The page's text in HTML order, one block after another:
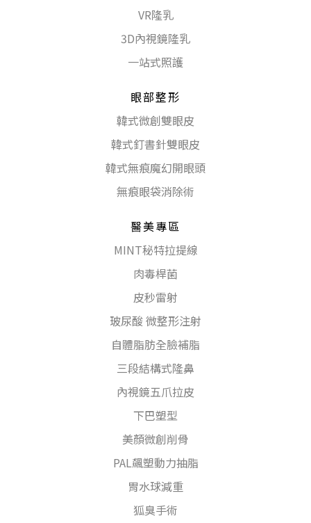
VR隆乳
3D內視鏡隆乳
一站式照護
眼部整形
韓式微創雙眼皮
韓式釘書針雙眼皮
韓式無痕魔幻開眼頭
無痕眼袋消除術
醫美專區
MINT秘特拉提線
肉毒桿菌
皮秒雷射
玻尿酸 微整形注射
自體脂肪全臉補脂
三段結構式隆鼻
內視鏡五爪拉皮
下巴塑型
美顏微創削骨
PAL飆塑動力抽脂
胃水球減重
狐臭手術